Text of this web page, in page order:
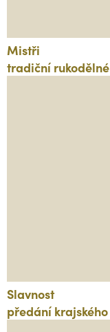
Mistři
tradiční
Slavnost
předání